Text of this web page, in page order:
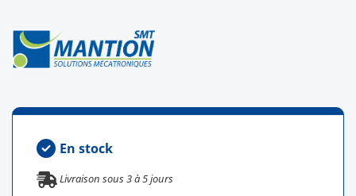
En stock
Livraison sous3à5jours